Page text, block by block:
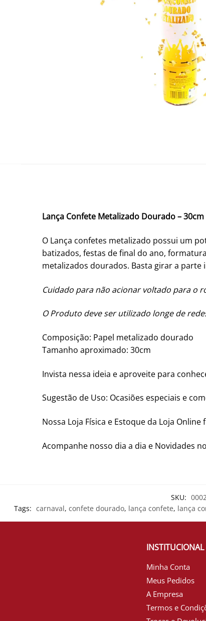
Lança Confete Metalizado Dourado – 30cm
O Lança confetes metalizado possui um
batizados, festas de final do ano,
metalizados dourados. Basta girar a
Cuidado para não acionar voltado para o
O Produto deve ser utilizado longe de
Composição: Papel metalizado dourado
Tamanho aproximado: 30cm
Invista nessa ideia e aproveite para
Sugestão de Uso: Ocasiões especiais e
Nossa Loja Física e Estoque da Loja Online
Acompanhe nosso dia a dia e Novidades
SKU:
Tags: carnaval, confete dourado, lança confete, lança
INSTITUCIONAL
Minha Conta
Meus Pedidos
A Empresa
Termos e